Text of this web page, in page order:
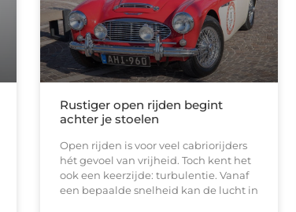
Rustiger open rijden begint
achter je stoelen
Open rijden is voor veel cabriorijders
hét gevoel van vrijheid. Toch kent het
ook een keerzijde: turbulentie. Vanaf
een bepaalde snelheid kan de lucht in